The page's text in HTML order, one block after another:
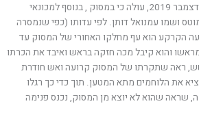
בעדות שהגיע אלינו בחודש דצמבר 2019, עולה כי במסוק , בנוסף למכונאי
ושמו עמנואל דותן. לפי עדותו (כפי שנמסרה
הקרקע הוא עף מחלקו האחורי של המסוק עד
והוא קיבל מכה חזקה בראש ואיבד את הכרתו
ראה שתקרתו של המסוק קרועה ואש חודרת
את הלוחמים מתא המטען. תוך כדי כך רגלו
שראה שהוא לא יוצא מן המסוק, נכנס פנימה